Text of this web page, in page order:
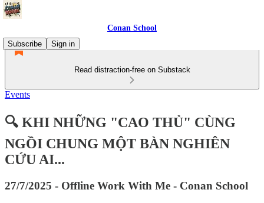
Conan School
Subscribe
Sign in
Read distraction-free on Substack
Events
🔍 KHI NHỮNG "CAO THỦ" CÙNG
NGỒI CHUNG MỘT BÀN NGHIÊN
CỨU AI...
27/7/2025 - Offline Work With Me - Conan School